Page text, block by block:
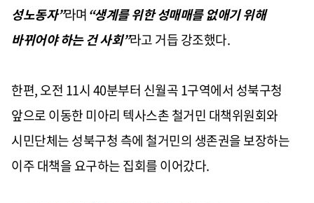
성노동자”라며“생계를 위한 성매매를 없애기 위해
바뀌어야 하는 건 사회”라고 거듭 강조했다.
한편, 오전 11시 40분부터 신월곡 1구역에서 성북구청
앞으로 이동한 미아리 텍사스촌 철거민 대책위원회와
시민단체는 성북구청 측에 철거민의 생존권을 보장하는
이주 대책을 요구하는 집회를 이어갔다.